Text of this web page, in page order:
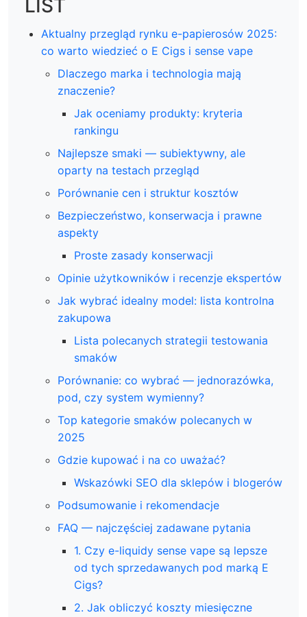
LIST
Aktualny przegląd rynku e-papierosów 2025:
co warto wiedzieć o E Cigs i sense vape
Dlaczego marka i technologia mają
znaczenie?
Jak oceniamy produkty: kryteria
rankingu
Najlepsze smaki — subiektywny, ale
oparty na testach przegląd
Porównanie cen i struktur kosztów
Bezpieczeństwo, konserwacja i prawne
aspekty
Proste zasady konserwacji
Opinie użytkowników i recenzje ekspertów
Jak wybrać idealny model: lista kontrolna
zakupowa
Lista polecanych strategii testowania
smaków
Porównanie: co wybrać — jednorazówka,
pod, czy system wymienny?
Top kategorie smaków polecanych w
2025
Gdzie kupować i na co uważać?
Wskazówki SEO dla sklepów i blogerów
Podsumowanie i rekomendacje
FAQ — najczęściej zadawane pytania
1. Czy e-liquidy sense vape są lepsze
od tych sprzedawanych pod marką E
Cigs?
2. Jak obliczyć koszty miesięczne